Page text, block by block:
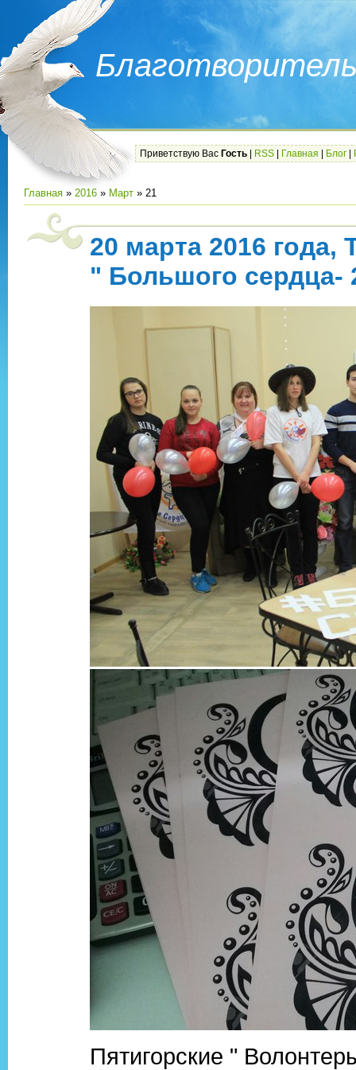
Приветствую Вас Гость RSS Главная Блог
Главная » 2016 » Март » 21
20 марта 2016
" Большого сердца-
Пятигорские "